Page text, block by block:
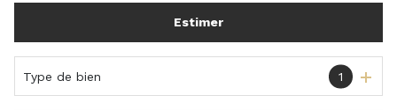
De l'immo pro
Estimer
Type de bien 1